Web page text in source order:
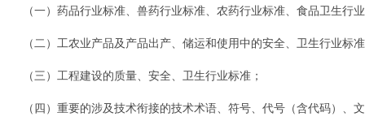
（一）药品行业标准、兽药行业标准、农药行业标准、食品卫生行
（二）工农业产品及产品出产、储运和使用中的安全、卫生行业标
（三）工程建设的质量、安全、卫生行业标准；
（四）重要的涉及技术衔接的技术术语、符号、代号（含代码）、